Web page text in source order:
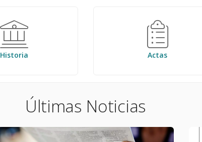
Historia Actas
Últimas Noticias